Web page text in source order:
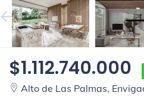
$1.112.740.000
Alto de Las Palmas,